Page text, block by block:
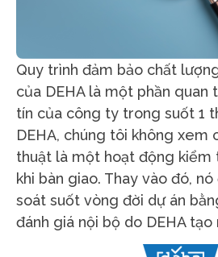
Quy trình đảm bảo chất
của DEHA là một phần quan
tín của công ty trong suốt 1
DEHA, chúng tôi không xem
thuật là một hoạt động kiểm
khi bàn giao. Thay vào đó, nó
soát suốt vòng đời dự án
đánh giá nội bộ do DEHA tạo